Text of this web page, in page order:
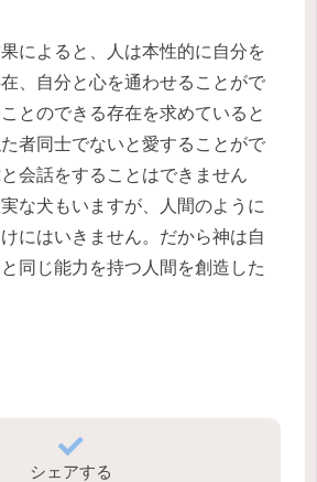
によると、人は本性的に自分を
、自分と心を通わせることがで
とのできる存在を求めていると
者同士でないと愛することがで
会話をすることはできません
な犬もいますが、人間のように
にはいきません。だから神は自
同じ能力を持つ人間を創造した
シェアする